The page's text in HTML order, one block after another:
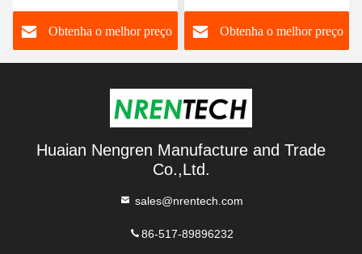
móvel do CCTV que
encurta o mastro da torre
da telecomunicação do
Obtenha o melhor preço
móvel do CCTV que
encurta o mastro da torre
da telecomunicação do
mastro
Obtenha o melhor preço
Huaian Nengren Manufacture and Trade
Co.,Ltd.
sales@nrentech.com
86-517-89896232